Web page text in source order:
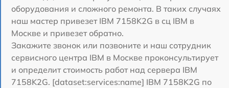
оборудования и сложного ремонта. В таких случаях
наш мастер привезет IBM 7158K2G в сц IBM в
Москве и привезет обратно.
Закажите звонок или позвоните и наш сотрудник
сервисного центра IBM в Москве проконсультирует
и определит стоимость работ над сервера IBM
7158K2G. [dataset:services:name] IBM 7158K2G по